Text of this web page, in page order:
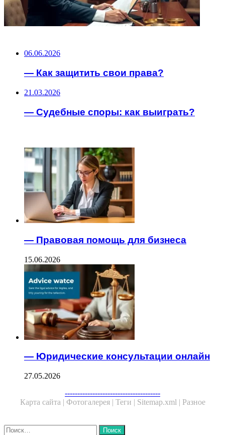
06.06.2026
— Как защитить свои права?
21.03.2026
— Судебные споры: как выиграть?
— Правовая помощь для бизнеса
15.06.2026
— Юридические консультации онлайн
27.05.2026
--------------------------------------
Карта сайта | Фотогалерея | Теги | Sitemap.xml | Разное
Close
Найти: